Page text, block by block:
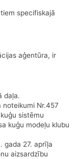
specifiskajā
aģentūra, ir
daļa.
noteikumi Nr.457
sistēmu
kuģu modeļu klubu
gada 27. aprīļa
aizsardzību